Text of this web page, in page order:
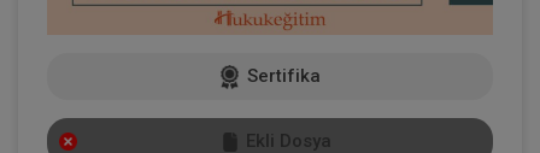
Sertifika
Ekli Dosya